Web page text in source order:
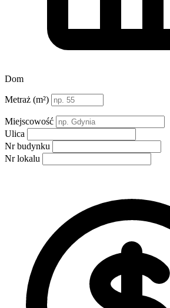
Dom
Metraż (m²)
Miejscowość
Ulica
Nr budynku
Nr lokalu